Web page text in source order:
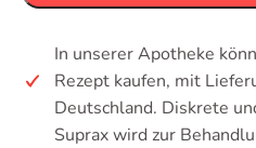
In unserer Apotheke
Rezept kaufen, mit
Deutschland. Diskrete
Suprax wird zur